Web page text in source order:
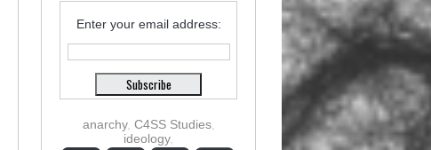
Enter your email address:
anarchy, C4SS Studies,
ideology,